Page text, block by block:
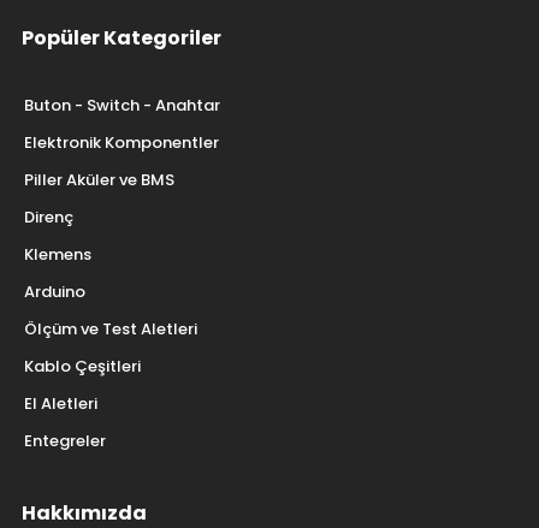
Popüler Kategoriler
Buton - Switch - Anahtar
Elektronik Komponentler
Piller Aküler ve BMS
Direnç
Klemens
Arduino
Ölçüm ve Test Aletleri
Kablo Çeşitleri
El Aletleri
Entegreler
Hakkımızda